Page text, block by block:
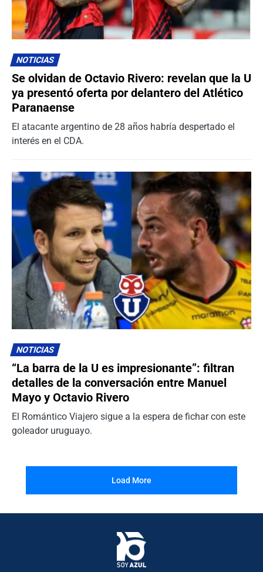
NOTICIAS
Se olvidan de Octavio Rivero: revelan que la U
ya presentó oferta por delantero del Atlético
Paranaense
El atacante argentino de 28 años habría despertado el
interés en el CDA.
NOTICIAS
“La barra de la U es impresionante”: filtran
detalles de la conversación entre Manuel
Mayo y Octavio Rivero
El Romántico Viajero sigue a la espera de fichar con este
goleador uruguayo.
Load More